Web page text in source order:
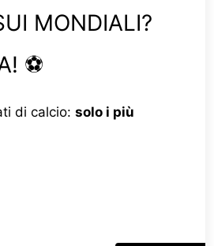
MONDIALI?
⚽
di calcio: solo i più